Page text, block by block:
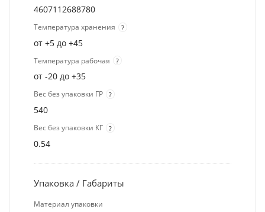
4607112688780
Температура хранения ?
от +5 до +45
Температура рабочая ?
от -20 до +35
Вес без упаковки ГР ?
540
Вес без упаковки КГ ?
0.54
Упаковка / Габариты
Материал упаковки